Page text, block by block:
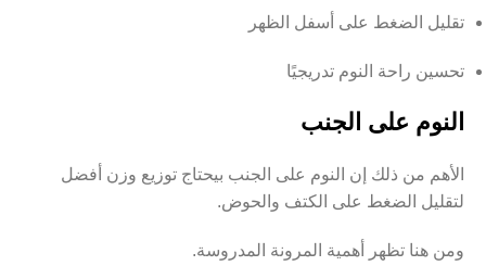
تقليل الضغط على أسفل الظهر
تحسين راحة النوم تدريجيًا
النوم على الجنب
الأهم من ذلك إن النوم على الجنب بيحتاج توزيع وزن أفضل
لتقليل الضغط على الكتف والحوض.
ومن هنا تظهر أهمية المرونة المدروسة.